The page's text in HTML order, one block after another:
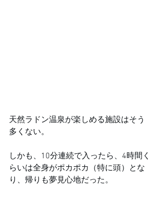
天然ラドン温泉が楽しめる施設はそう
多くない。
しかも、10分連続で入ったら、4時間く
らいは全身がポカポカ（特に頭）とな
り、帰りも夢見心地だった。